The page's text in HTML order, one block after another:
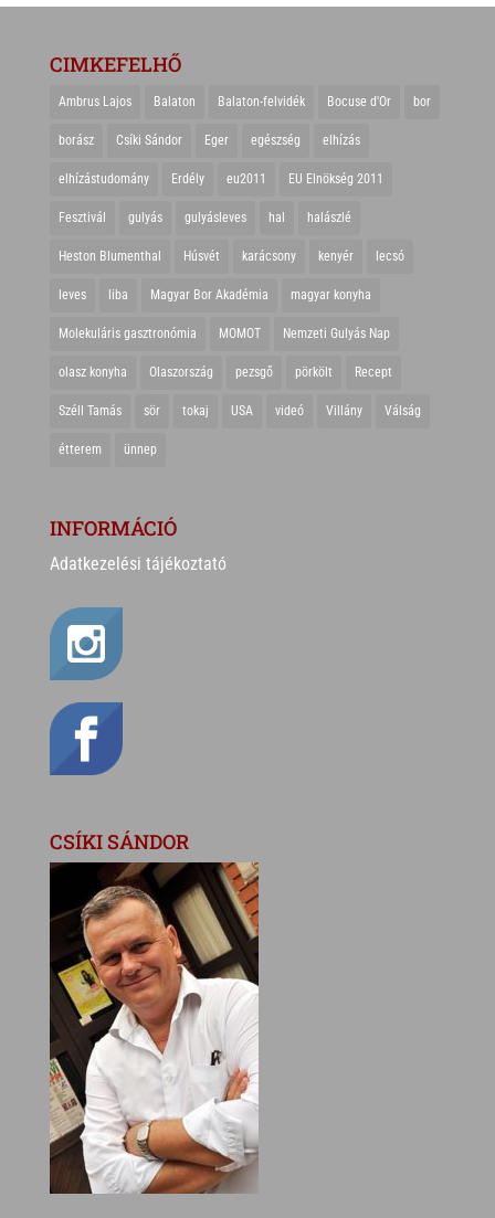
CIMKEFELHŐ
Ambrus Lajos Balaton Balaton-felvidék Bocuse d'Or bor
borász Csíki Sándor Eger egészség elhízás
elhízástudomány Erdély eu2011 EU Elnökség 2011
Fesztivál gulyás gulyásleves hal halászlé
Heston Blumenthal Húsvét karácsony kenyér lecsó
leves liba Magyar Bor Akadémia magyar konyha
Molekuláris gasztronómia MOMOT Nemzeti Gulyás Nap
olasz konyha Olaszország pezsgő pörkölt Recept
Széll Tamás sör tokaj USA videó Villány Válság
étterem ünnep
INFORMÁCIÓ
Adatkezelési tájékoztató
CSÍKI SÁNDOR